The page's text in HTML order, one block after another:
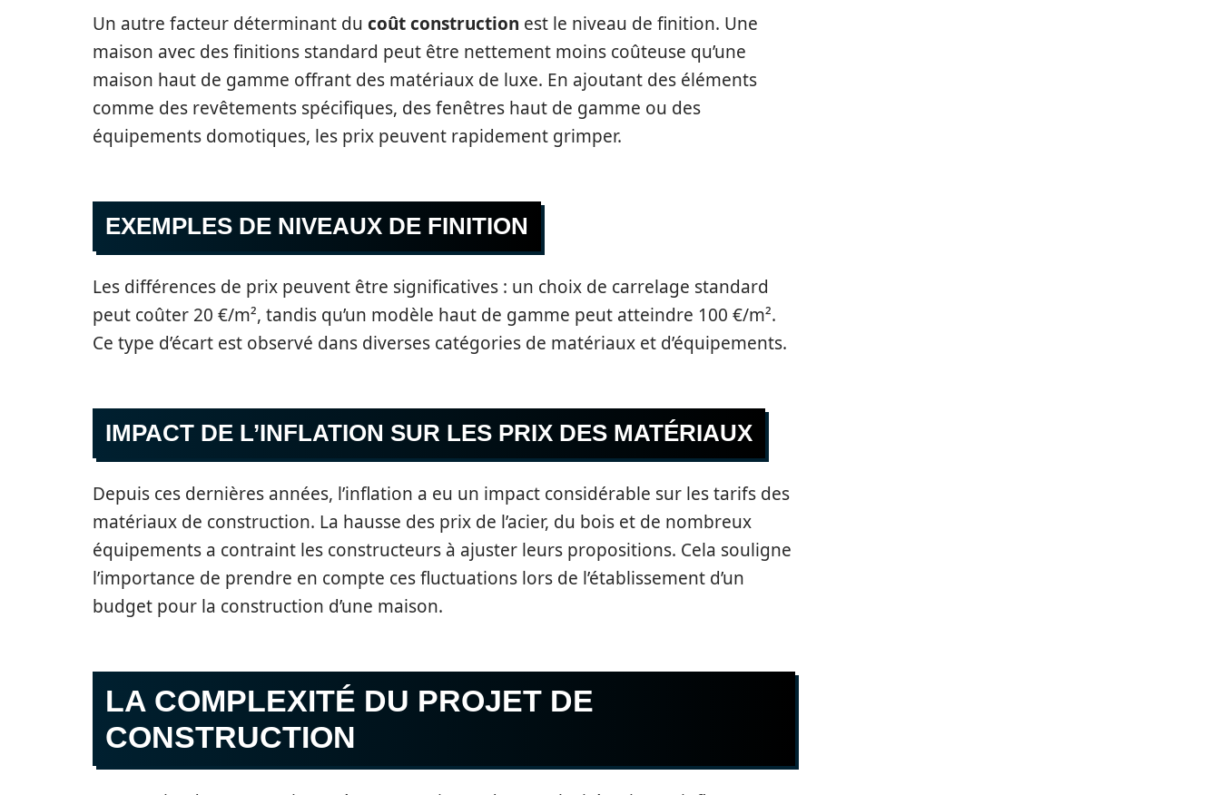
Un autre facteur déterminant du coût construction est le niveau de finition. Une
maison avec des finitions standard peut être nettement moins coûteuse qu’une
maison haut de gamme offrant des matériaux de luxe. En ajoutant des éléments
comme des revêtements spécifiques, des fenêtres haut de gamme ou des
équipements domotiques, les prix peuvent rapidement grimper.
EXEMPLES DE NIVEAUX DE FINITION
Les différences de prix peuvent être significatives : un choix de carrelage standard
peut coûter 20 €/m², tandis qu’un modèle haut de gamme peut atteindre 100 €/m².
Ce type d’écart est observé dans diverses catégories de matériaux et d’équipements.
IMPACT DE L’INFLATION SUR LES PRIX DES MATÉRIAUX
Depuis ces dernières années, l’inflation a eu un impact considérable sur les tarifs des
matériaux de construction. La hausse des prix de l’acier, du bois et de nombreux
équipements a contraint les constructeurs à ajuster leurs propositions. Cela souligne
l’importance de prendre en compte ces fluctuations lors de l’établissement d’un
budget pour la construction d’une maison.
LA COMPLEXITÉ DU PROJET DE
CONSTRUCTION